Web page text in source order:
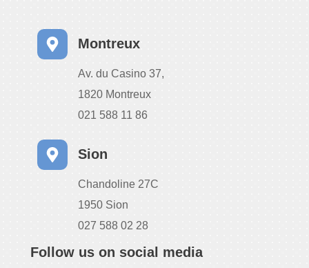
Montreux
Av. du Casino 37,
1820 Montreux
021 588 11 86
Sion
Chandoline 27C
1950 Sion
027 588 02 28
Follow us on social media